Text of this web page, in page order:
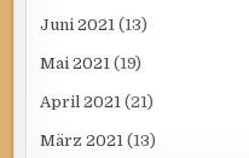
Juni 2021 (13)
Mai 2021 (19)
April 2021 (21)
März 2021 (13)